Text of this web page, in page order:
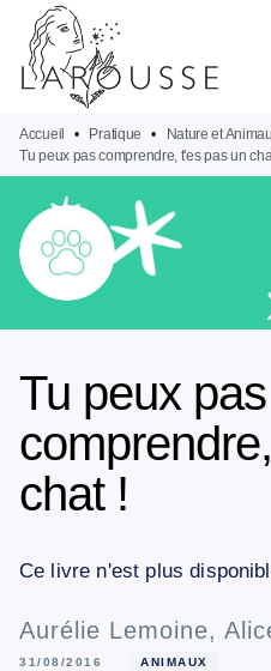
MENU
PIED DE PAGE
Accueil • Pratique • Nature et
Tu peux pas comprendre, t'es pas un
Tu peux pas
chat !
Ce livre n'est plus
Aurélie Lemoine,
31/08/2016 ANIMAUX